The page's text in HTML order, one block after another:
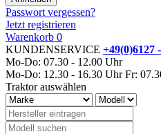
Passwort vergessen?
Jetzt registrieren
Warenkorb 0
KUNDENSERVICE +49(0)6127
Mo-Do: 07.30 - 12.00 Uhr
Mo-Do: 12.30 - 16.30 Uhr Fr:
Traktor auswählen